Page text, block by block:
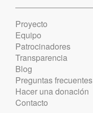
Proyecto
Equipo
Patrocinadores
Transparencia
Blog
Preguntas frecuentes
Hacer una donación
Contacto